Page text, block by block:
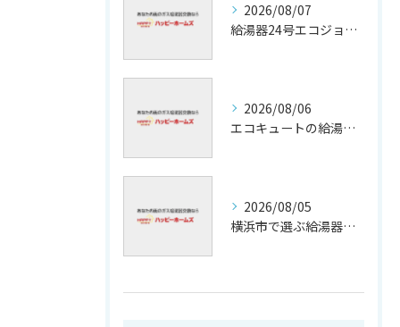
2026/08/07
給湯器24号エコジョーズの省エネ技術解説
2026/08/06
エコキュートの給湯効率と省エネ効果
2026/08/05
横浜市で選ぶ給湯器交換の口コミ分析